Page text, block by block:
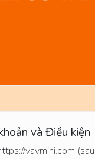
và Điều kiện
vaymini.com